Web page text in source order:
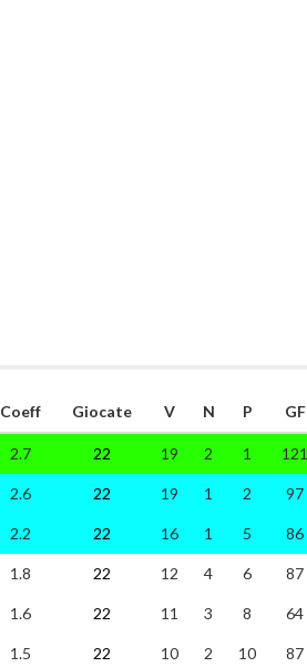
Coeff Giocate V N P GF
2.7 22 19 2 1 121
2.6 22 19 1 2 97
2.2 22 16 1 5 86
1.8 22 12 4 6 87
1.6 22 11 3 8 64
1.5 22 10 2 10 87